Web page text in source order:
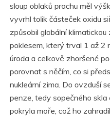
sloup oblaků prachu měl
vyvrhl tolik částeček oxidu
způsobil globální
poklesem, který trval 1 až 2
úroda a celkově zhoršené
porovnat s něčím, co si
nukleární zima. Do ovzduší
penze, tedy sopečného skla
pokryla moře, což ho